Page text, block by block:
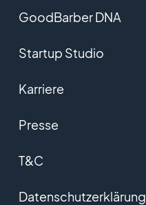
GoodBarber DNA
Startup Studio
Karriere
Presse
T&C
Datenschutzerklärung